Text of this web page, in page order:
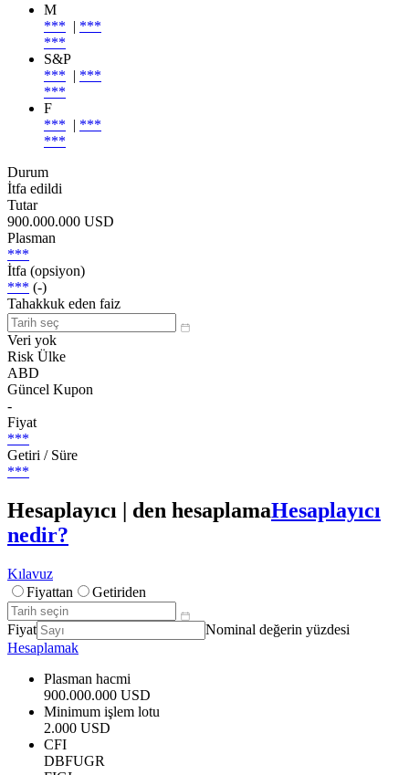
M
*** | ***
***
S&P
*** | ***
***
F
*** | ***
***
Durum
İtfa edildi
Tutar
900.000.000 USD
Plasman
***
İtfa (opsiyon)
*** (-)
Tahakkuk eden faiz
Veri yok
Risk Ülke
ABD
Güncel Kupon
-
Fiyat
***
Getiri / Süre
***
Hesaplayıcı | den hesaplamaHesaplayıcı
nedir?
Kılavuz
Fiyattan
Getiriden
Fiyat
Nominal değerin yüzdesi
Hesaplamak
Plasman hacmi
900.000.000 USD
Minimum işlem lotu
2.000 USD
CFI
DBFUGR